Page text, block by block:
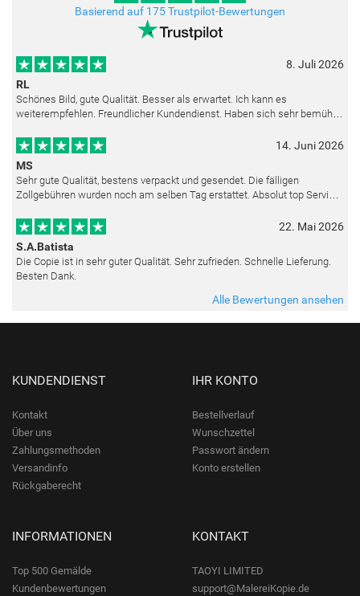
Basierend auf 175 Trustpilot-Bewertungen
8. Juli 2026
RL
Schönes Bild, gute Qualität. Besser als erwartet. Ich kann es
weiterempfehlen. Freundlicher Kundendienst. Haben sich sehr bemüht
14. Juni 2026
MS
Sehr gute Qualität, bestens verpackt und gesendet. Die fälligen
Zollgebühren wurden noch am selben Tag erstattet. Absolut top Service
22. Mai 2026
S.A.Batista
Die Copie ist in sehr guter Qualität. Sehr zufrieden. Schnelle Lieferung.
Besten Dank.
Alle Bewertungen ansehen
KUNDENDIENST
Kontakt
Über uns
Zahlungsmethoden
Versandinfo
Rückgaberecht
IHR KONTO
Bestellverlauf
Wunschzettel
Passwort ändern
Konto erstellen
INFORMATIONEN
Top 500 Gemälde
Kundenbewertungen
KONTAKT
TAOYI LIMITED
support@MalereiKopie.de